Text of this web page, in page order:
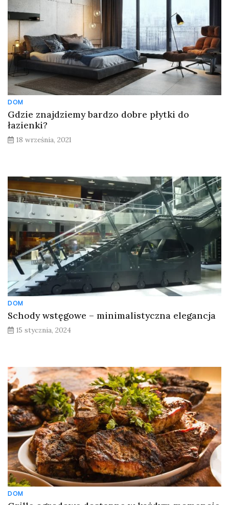
DOM
Gdzie znajdziemy bardzo dobre płytki do
łazienki?
18 września, 2021
DOM
Schody wstęgowe – minimalistyczna elegancja
15 stycznia, 2024
DOM